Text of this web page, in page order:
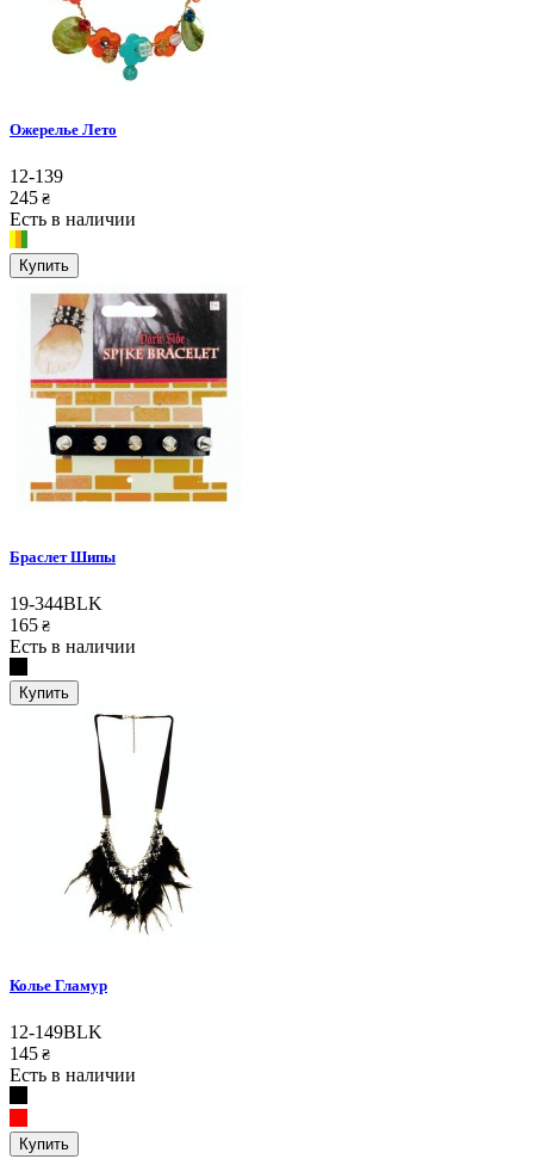
Ожерелье Лето
12-139
245 ₴
Есть в наличии
Купить
Браслет Шипы
19-344BLK
165 ₴
Есть в наличии
Купить
Колье Гламур
12-149BLK
145 ₴
Есть в наличии
Купить